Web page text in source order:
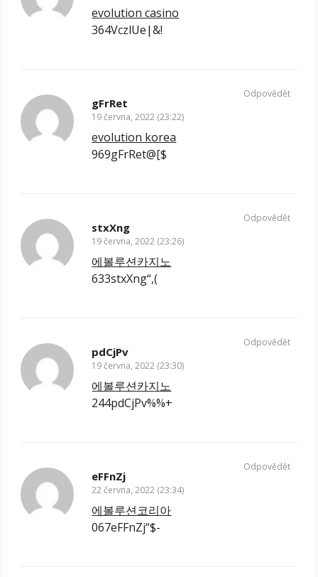
evolution casino
364VczlUe|&!
gFrRet
19 června, 2022 (23:22)
evolution korea
969gFrRet@[$
Odpovědět
stxXng
19 června, 2022 (23:26)
에볼루션카지노
633stxXng“‚(
Odpovědět
pdCjPv
19 června, 2022 (23:30)
에볼루션카지노
244pdCjPv%%+
Odpovědět
eFFnZj
22 června, 2022 (23:34)
에볼루션코리아
067eFFnZj“$-
Odpovědět